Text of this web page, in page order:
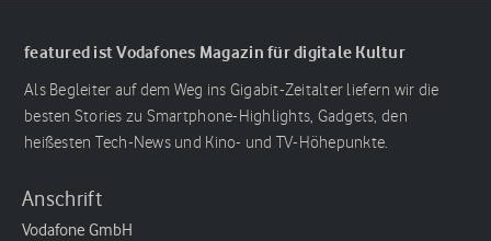
featured ist Vodafones Magazin für digitale Kultur
Als Begleiter auf dem Weg ins Gigabit-Zeitalter liefern wir die
besten Stories zu Smartphone-Highlights, Gadgets, den
heißesten Tech-News und Kino- und TV-Höhepunkte.
Anschrift
Vodafone GmbH